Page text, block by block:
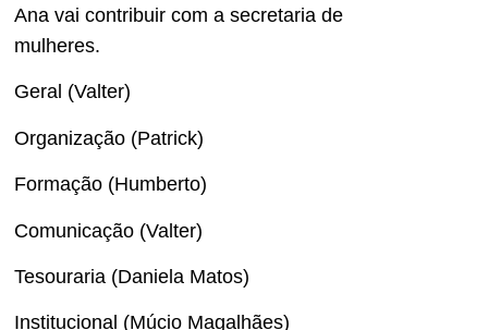
Ana vai contribuir com a secretaria de
mulheres.
Geral (Valter)
Organização (Patrick)
Formação (Humberto)
Comunicação (Valter)
Tesouraria (Daniela Matos)
Institucional (Múcio Magalhães)